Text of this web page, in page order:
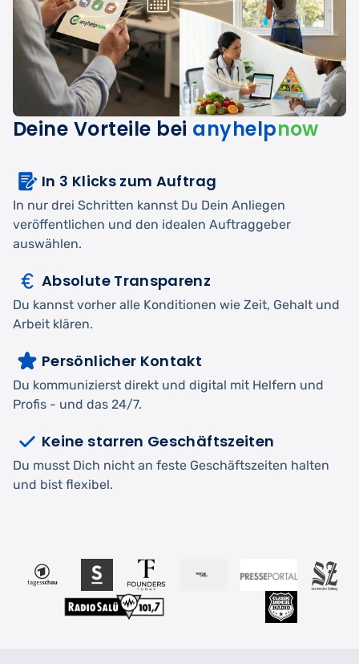
Deine Vorteile bei anyhelpnow
In 3 Klicks zum Auftrag
In nur drei Schritten kannst Du Dein Anliegen
veröffentlichen und den idealen Auftraggeber
auswählen.
Absolute Transparenz
Du kannst vorher alle Konditionen wie Zeit, Gehalt und
Arbeit klären.
Persönlicher Kontakt
Du kommunizierst direkt und digital mit Helfern und
Profis - und das 24/7.
Keine starren Geschäftszeiten
Du musst Dich nicht an feste Geschäftszeiten halten
und bist flexibel.